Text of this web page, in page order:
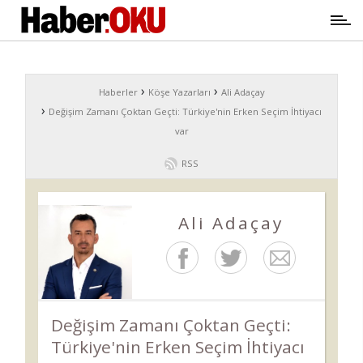
Haberler› Köşe Yazarları › Ali Adaçay
› Değişim Zamanı Çoktan Geçti: Türkiye'nin Erken Seçim İhtiyacı
var
RSS
Ali Adaçay
Değişim Zamanı Çoktan Geçti:
Türkiye'nin Erken Seçim İhtiyacı